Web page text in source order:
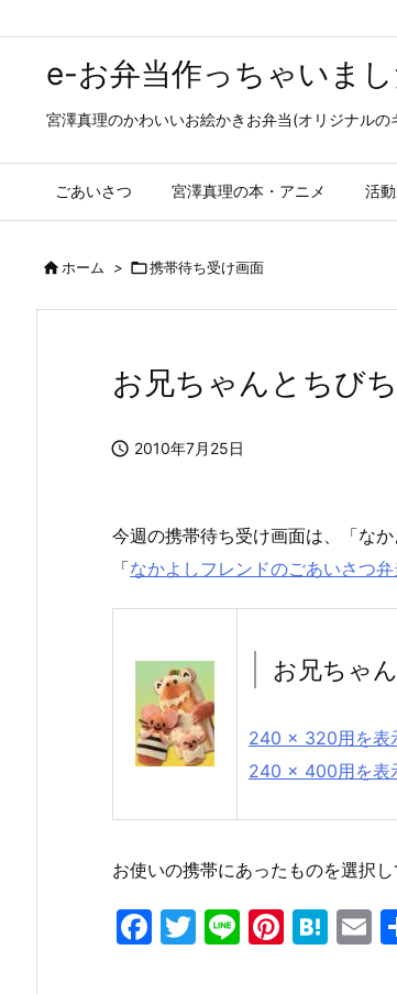
e-お弁当作っちゃいま
宮澤真理のかわいいお絵かきお弁当(オリジナル
ごあいさつ 宮澤真理の本・アニメ 活
ホーム > 携帯待ち受け画面
お兄ちゃんとちび
 2010年7月25日
今週の携帯待ち受け画面は、「な
「なかよしフレンドのごあいさつ弁
お兄ちゃ
240 × 320用を表
240 × 400用を表
お使いの携帯にあったものを選択し
F
T
Li Pi H
E